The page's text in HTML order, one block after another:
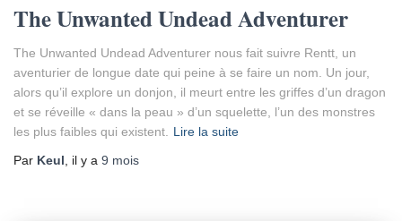
The Unwanted Undead Adventurer
The Unwanted Undead Adventurer nous fait suivre Rentt, un
aventurier de longue date qui peine à se faire un nom. Un jour,
alors qu’il explore un donjon, il meurt entre les griffes d’un dragon
et se réveille « dans la peau » d’un squelette, l’un des monstres
les plus faibles qui existent.
Lire la suite
Par Keul , il y a 9 mois